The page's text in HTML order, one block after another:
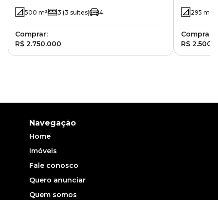
40- - Jardim das Paineiras - Campinas -
SP500 m² 3 (3 suítes) 4
Comprar:
R$ 2.750.000
295 m²
Comprar:
R$
Navegação
Home
Imóveis
Fale conosco
Quero anunciar
Quem somos